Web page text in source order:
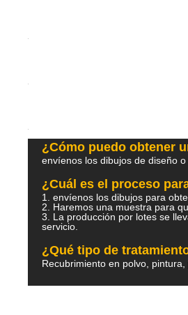
¿Cómo puedo obtener
envíenos los dibujos de diseño
¿Cuál es el proceso
1. envíenos los dibujos para
2. Haremos una muestra para
3. La producción por lotes se
servicio.
¿Qué tipo de
Recubrimiento en polvo,